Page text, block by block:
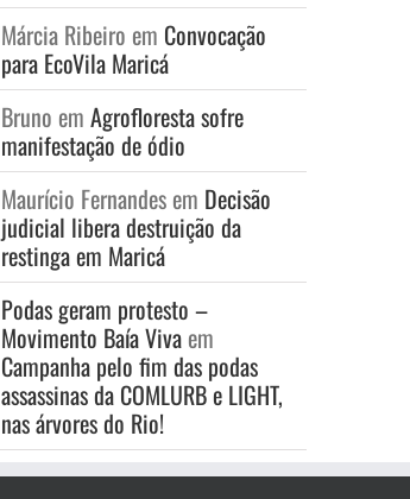
Márcia Ribeiro em Convocação
para EcoVila Maricá
Bruno em Agrofloresta sofre
manifestação de ódio
Maurício Fernandesem Decisão
judicial libera destruição da
restinga em Maricá
Podas geram protesto –
Movimento Baía Vivaem
Campanha pelo fim das podas
assassinas da COMLURB e LIGHT,
nas árvores do Rio!